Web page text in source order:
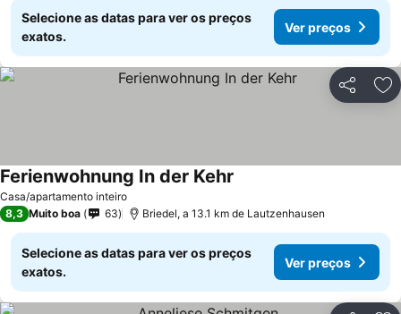
Selecione as datas para ver os preços
exatos.
Ver preços
Partilhar
Casa/apartamento inteiro
Ferienwohnung In der Kehr
8,3 Muito boa 63 Briedel, a 13.1 km de Lautzenhausen
Selecione as datas para ver os preços
exatos.
Ver preços